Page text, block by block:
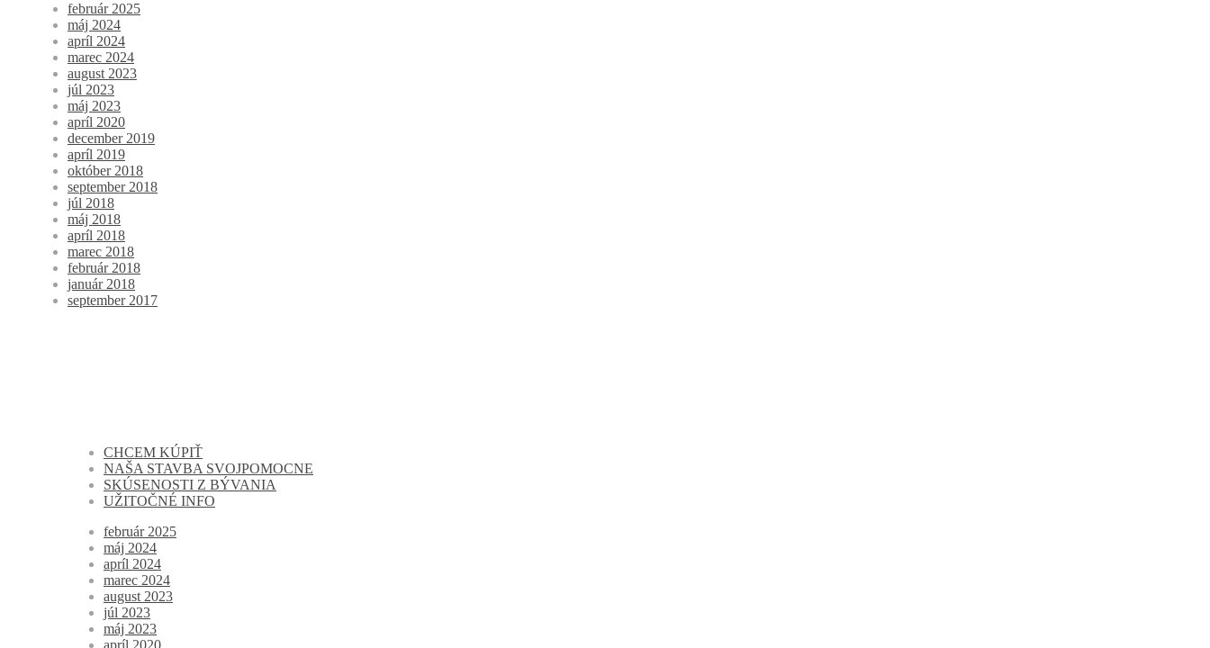
február 2025
máj 2024
apríl 2024
marec 2024
august 2023
júl 2023
máj 2023
apríl 2020
december 2019
apríl 2019
október 2018
september 2018
júl 2018
máj 2018
apríl 2018
marec 2018
február 2018
január 2018
september 2017
CHCEM KÚPIŤ
NAŠA STAVBA SVOJPOMOCNE
SKÚSENOSTI Z BÝVANIA
UŽITOČNÉ INFO
február 2025
máj 2024
apríl 2024
marec 2024
august 2023
júl 2023
máj 2023
apríl 2020